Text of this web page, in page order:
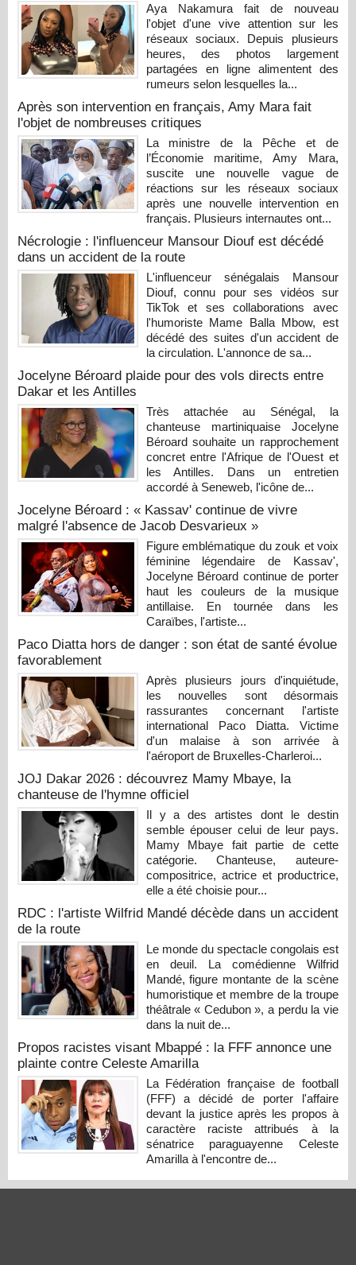
Aya Nakamura fait de nouveau
l'objet d'une vive attention sur les
réseaux sociaux. Depuis plusieurs
heures, des photos largement
partagées en ligne alimentent des
rumeurs selon lesquelles la...
Après son intervention en français, Amy Mara fait
l'objet de nombreuses critiques
La ministre de la Pêche et de
l’Économie maritime, Amy Mara,
suscite une nouvelle vague de
réactions sur les réseaux sociaux
après une nouvelle intervention en
français. Plusieurs internautes ont...
Nécrologie : l'influenceur Mansour Diouf est décédé
dans un accident de la route
L'influenceur sénégalais Mansour
Diouf, connu pour ses vidéos sur
TikTok et ses collaborations avec
l'humoriste Mame Balla Mbow, est
décédé des suites d'un accident de
la circulation. L'annonce de sa...
Jocelyne Béroard plaide pour des vols directs entre
Dakar et les Antilles
Très attachée au Sénégal, la
chanteuse martiniquaise Jocelyne
Béroard souhaite un rapprochement
concret entre l'Afrique de l'Ouest et
les Antilles. Dans un entretien
accordé à Seneweb, l'icône de...
Jocelyne Béroard : « Kassav' continue de vivre
malgré l'absence de Jacob Desvarieux »
Figure emblématique du zouk et voix
féminine légendaire de Kassav',
Jocelyne Béroard continue de porter
haut les couleurs de la musique
antillaise. En tournée dans les
Caraïbes, l'artiste...
Paco Diatta hors de danger : son état de santé évolue
favorablement
Après plusieurs jours d'inquiétude,
les nouvelles sont désormais
rassurantes concernant l'artiste
international Paco Diatta. Victime
d'un malaise à son arrivée à
l'aéroport de Bruxelles-Charleroi...
JOJ Dakar 2026 : découvrez Mamy Mbaye, la
chanteuse de l'hymne officiel
Il y a des artistes dont le destin
semble épouser celui de leur pays.
Mamy Mbaye fait partie de cette
catégorie. Chanteuse, auteure-
compositrice, actrice et productrice,
elle a été choisie pour...
RDC : l'artiste Wilfrid Mandé décède dans un accident
de la route
Le monde du spectacle congolais est
en deuil. La comédienne Wilfrid
Mandé, figure montante de la scène
humoristique et membre de la troupe
théâtrale « Cedubon », a perdu la vie
dans la nuit de...
Propos racistes visant Mbappé : la FFF annonce une
plainte contre Celeste Amarilla
La Fédération française de football
(FFF) a décidé de porter l'affaire
devant la justice après les propos à
caractère raciste attribués à la
sénatrice paraguayenne Celeste
Amarilla à l'encontre de...